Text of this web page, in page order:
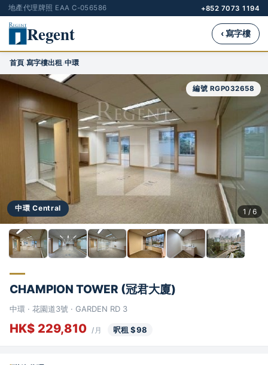
地產代理牌照 EAA C-056586 +852 7073 1194
Regent ‹ 寫字樓
首頁›寫字樓出租›中環
中環 Central
編號 RGP032658
1 / 6
CHAMPION TOWER (冠君大廈)
中環 · 花園道3號 · GARDEN RD 3
HK$ 229,810 /月 呎租 $98